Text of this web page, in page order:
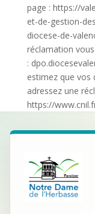
page : https://
et-de-gestion-
diocese-de-
réclamation
:
estimez que vos
adressez une
https://